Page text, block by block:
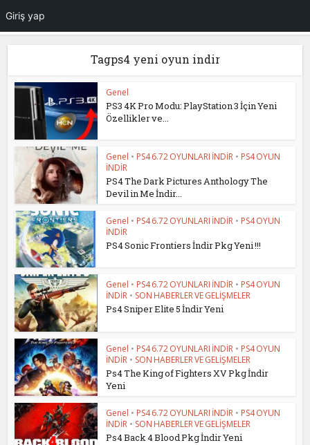
Tagps4 yeni oyun indir
Genel
PS3 4K Pro Modu: PlayStation 3 İçin Yeni
Özellikler ve...
Genel • PS4 6.72 OYUNLARI İNDİR • PS4 OYUN
İNDİR
PS4 The Dark Pictures Anthology The
Devil in Me İndir...
Genel • PS4 6.72 OYUNLARI İNDİR • PS4 OYUN
İNDİR
PS4 Sonic Frontiers İndir Pkg Yeni !!!
Genel • PS4 6.72 OYUNLARI İNDİR • PS4 OYUN
İNDİR • SON HABERLER VE GELİŞMELER
Ps4 Sniper Elite 5 İndir Yeni
Genel • PS4 6.72 OYUNLARI İNDİR • PS4 OYUN
İNDİR • SON HABERLER VE GELİŞMELER
Ps4 The King of Fighters XV Pkg İndir
Yeni
Genel • PS4 6.72 OYUNLARI İNDİR • PS4 OYUN
İNDİR • SON HABERLER VE GELİŞMELER
Ps4 Back 4 Blood Pkg İndir Yeni
Giriş yap